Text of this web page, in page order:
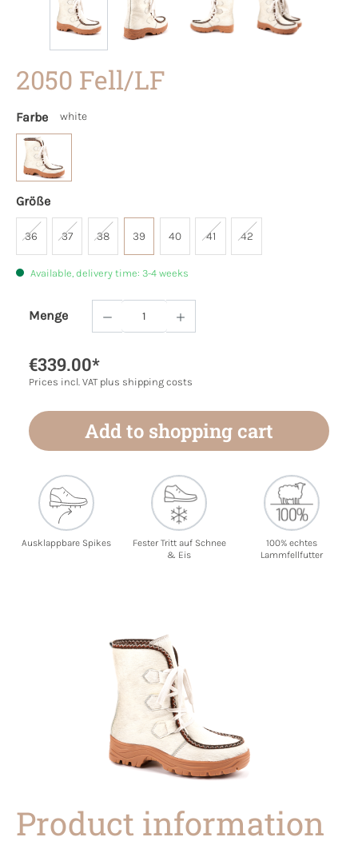
2050 Fell/LF
Farbe white
Größe
36 37 38 39 40 41 42
Available, delivery time: 3-4 weeks
Menge
Product Quantity: Enter the desired
€339.00*
Prices incl. VAT plus shipping costs
Add to shopping cart
Ausklappbare Spikes
Fester Tritt auf Schnee
& Eis
100% echtes
Lammfellfutter
Product information